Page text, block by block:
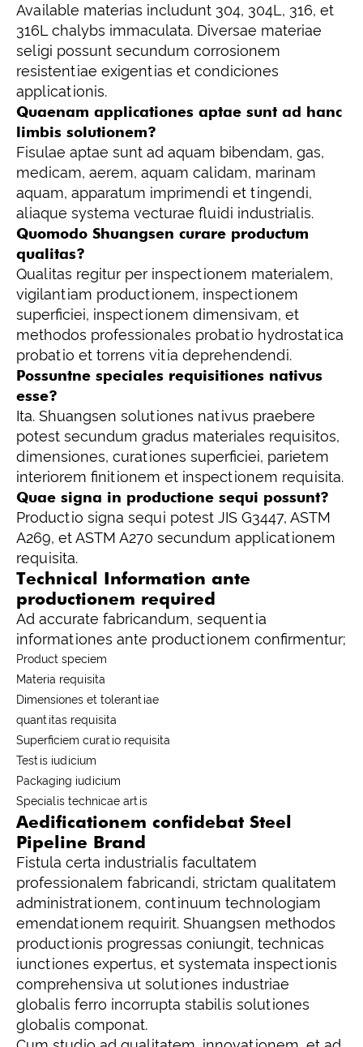
Available materias includunt 304, 304L, 316, et
316L chalybs immaculata. Diversae materiae
seligi possunt secundum corrosionem
resistentiae exigentias et condiciones
applicationis.
Quaenam applicationes aptae sunt ad hanc
limbis solutionem?
Fisulae aptae sunt ad aquam bibendam, gas,
medicam, aerem, aquam calidam, marinam
aquam, apparatum imprimendi et tingendi,
aliaque systema vecturae fluidi industrialis.
Quomodo Shuangsen curare productum
qualitas?
Qualitas regitur per inspectionem materialem,
vigilantiam productionem, inspectionem
superficiei, inspectionem dimensivam, et
methodos professionales probatio hydrostatica
probatio et torrens vitia deprehendendi.
Possuntne speciales requisitiones nativus
esse?
Ita. Shuangsen solutiones nativus praebere
potest secundum gradus materiales requisitos,
dimensiones, curationes superficiei, parietem
interiorem finitionem et inspectionem requisita.
Quae signa in productione sequi possunt?
Productio signa sequi potest JIS G3447, ASTM
A269, et ASTM A270 secundum applicationem
requisita.
Technical Information ante
productionem required
Ad accurate fabricandum, sequentia
informationes ante productionem confirmentur;
Product speciem
Materia requisita
Dimensiones et tolerantiae
quantitas requisita
Superficiem curatio requisita
Testis iudicium
Packaging iudicium
Specialis technicae artis
Aedificationem confidebat Steel
Pipeline Brand
Fistula certa industrialis facultatem
professionalem fabricandi, strictam qualitatem
administrationem, continuum technologiam
emendationem requirit. Shuangsen methodos
productionis progressas coniungit, technicas
iunctiones expertus, et systemata inspectionis
comprehensiva ut solutiones industriae
globalis ferro incorrupta stabilis solutiones
globalis componat.